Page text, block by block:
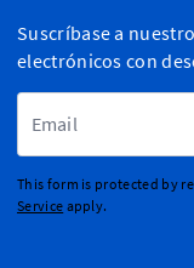
Suscríbase a
electrónicos con
This form is protected by
Service apply.